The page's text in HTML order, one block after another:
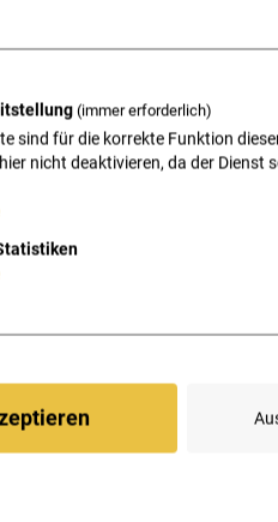
ist jede Kette nur so stark
Element Ihrer
und Services. Ob
maßgeschneidert für Ihre
wir beraten Sie gerne
(immer erforderlich)
sind für die korrekte Funktion
nicht deaktivieren, da der